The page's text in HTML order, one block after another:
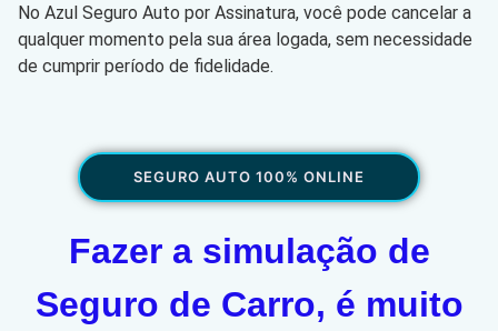
No Azul Seguro Auto por Assinatura, você pode cancelar a
qualquer momento pela sua área logada, sem necessidade
de cumprir período de fidelidade.
SEGURO AUTO 100% ONLINE
Fazer a simulação de
Seguro de Carro, é muito